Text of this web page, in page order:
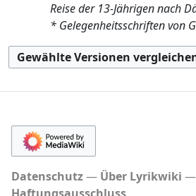
u
n
a
s
s
u
g
a
m
m
e
s
s
n
z
s
a
n
f
n
s
z
u
m
m
e
n
e
i
u
n
g
z
u
s
a
m
Reise der 13-Jährigen nach
* Gelegenheitsschriften von
Datenschutz
Über Lyrikwiki